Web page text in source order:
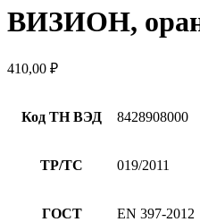
ВИЗИОН,
410,00 ₽
Код ТН ВЭД 8428908000
ТР/ТС 019/2011
ГОСТ EN 397-2012